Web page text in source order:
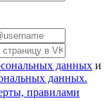
данных и
данных.
правилами